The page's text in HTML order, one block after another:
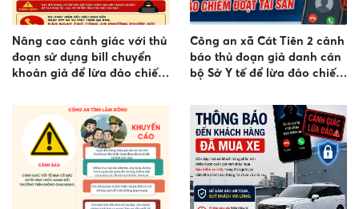
Nâng cao cảnh giác với thủ
đoạn sử dụng bill chuyển
khoản giả để lừa đảo chiếm
Công an xã Cát Tiên 2 cảnh
báo thủ đoạn giả danh cán
bộ Sở Y tế để lừa đảo chiếm